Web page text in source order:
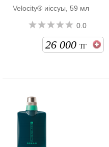
Velocity® иіссуы, 59 мл
0.0
26 000 ТГ